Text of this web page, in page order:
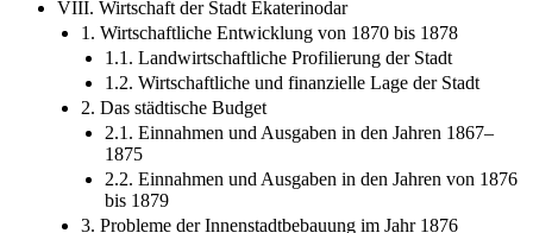
in Ekaterinodar
VIII. Wirtschaft der Stadt Ekaterinodar
1. Wirtschaftliche Entwicklung von 1870 bis 1878
1.1. Landwirtschaftliche Profilierung der Stadt
1.2. Wirtschaftliche und finanzielle Lage der Stadt
2. Das städtische Budget
2.1. Einnahmen und Ausgaben in den Jahren 1867–
1875
2.2. Einnahmen und Ausgaben in den Jahren von 1876
bis 1879